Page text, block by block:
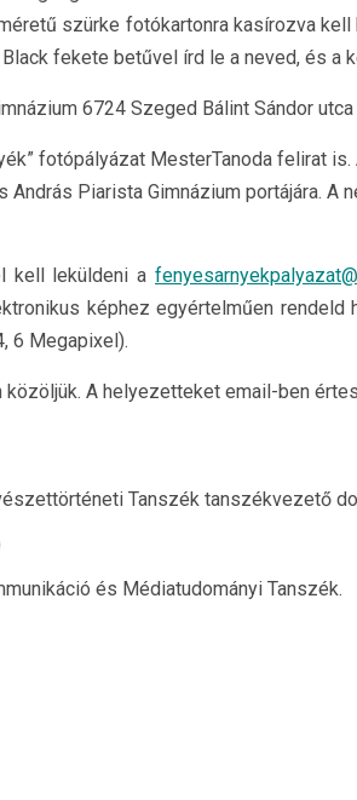
szürke fotókartonra kasírozva
fekete betűvel írd le a neved, és a
6724 Szeged Bálint Sándor utca
fotópályázat MesterTanoda felirat
András Piarista Gimnázium portájára. A
kell leküldeni a
képhez egyértelműen rendeld
6 Megapixel).
A helyezetteket email-ben
Tanszék tanszékvezető
és Médiatudományi Tanszék.